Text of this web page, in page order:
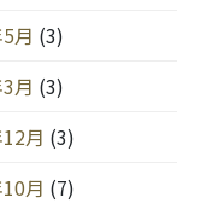
月 (3)
月 (3)
月 (3)
月 (7)